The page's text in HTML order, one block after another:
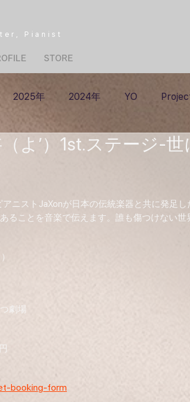
, Pianist
STORE
2025年 2024年 YO
よ’）1st.ステージ-
ニストJaXonが日本の伝統楽器と共に発足
ることを音楽で伝えます。誰も傷つけない世
劇場
booking-form